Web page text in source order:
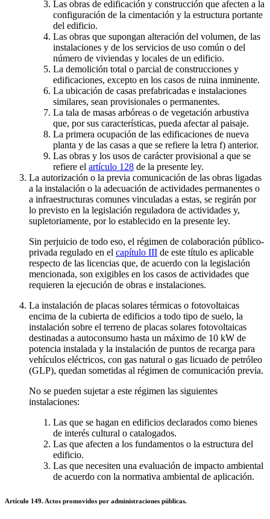
Las obras de edificación y construcción que afecten a la
configuración de la cimentación y la estructura portante
del edificio.
Las obras que supongan alteración del volumen, de las
instalaciones y de los servicios de uso común o del
número de viviendas y locales de un edificio.
La demolición total o parcial de construcciones y
edificaciones, excepto en los casos de ruina inminente.
La ubicación de casas prefabricadas e instalaciones
similares, sean provisionales o permanentes.
La tala de masas arbóreas o de vegetación arbustiva
que, por sus características, pueda afectar al paisaje.
La primera ocupación de las edificaciones de nueva
planta y de las casas a que se refiere la letra f) anterior.
Las obras y los usos de carácter provisional a que se
refiere el artículo 128 de la presente ley.
La autorización o la previa comunicación de las obras ligadas
a la instalación o la adecuación de actividades permanentes o
a infraestructuras comunes vinculadas a estas, se regirán por
lo previsto en la legislación reguladora de actividades y,
supletoriamente, por lo establecido en la presente ley.
Sin perjuicio de todo eso, el régimen de colaboración público-
privada regulado en el capítulo III de este título es aplicable
respecto de las licencias que, de acuerdo con la legislación
mencionada, son exigibles en los casos de actividades que
requieren la ejecución de obras e instalaciones.
La instalación de placas solares térmicas o fotovoltaicas
encima de la cubierta de edificios a todo tipo de suelo, la
instalación sobre el terreno de placas solares fotovoltaicas
destinadas a autoconsumo hasta un máximo de 10 kW de
potencia instalada y la instalación de puntos de recarga para
vehículos eléctricos, con gas natural o gas licuado de petróleo
(GLP), quedan sometidas al régimen de comunicación previa.
No se pueden sujetar a este régimen las siguientes
instalaciones:
Las que se hagan en edificios declarados como bienes
de interés cultural o catalogados.
Las que afecten a los fundamentos o la estructura del
edificio.
Las que necesiten una evaluación de impacto ambiental
de acuerdo con la normativa ambiental de aplicación.
Artículo 149. Actos promovidos por administraciones públicas.